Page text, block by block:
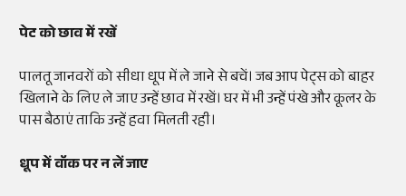
पेट को छाव में रखें
पालतू जानवरों को सीधा धूप में ले जाने से बचें। जब आप पेट्स को बाहर
खिलाने के लिए ले जाए उन्हें छाव में रखें। घर में भी उन्हें पंखे और कूलर के
पास बैठाएं ताकि उन्हें हवा मिलती रही।
धूप में वॉक पर न लें जाए